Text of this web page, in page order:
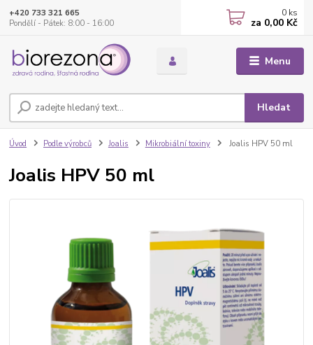
Menu
Hledat
+420 733 321 665
Pondělí - Pátek: 8:00 - 16:00
0 ks
za 0,00 Kč
Úvod Podle výrobců Joalis Mikrobiální toxiny Joalis HPV 50 ml
Joalis HPV 50 ml